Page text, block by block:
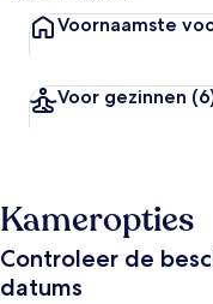
Voornaamste
Voor gezinnen
Kameropties
Controleer de
datums